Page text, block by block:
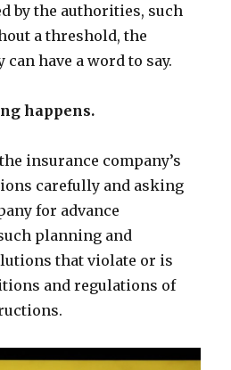
by the authorities, such
a threshold, the
have a word to say.
happens.
insurance company’s
carefully and asking
for advance
planning and
that violate or is
and regulations of